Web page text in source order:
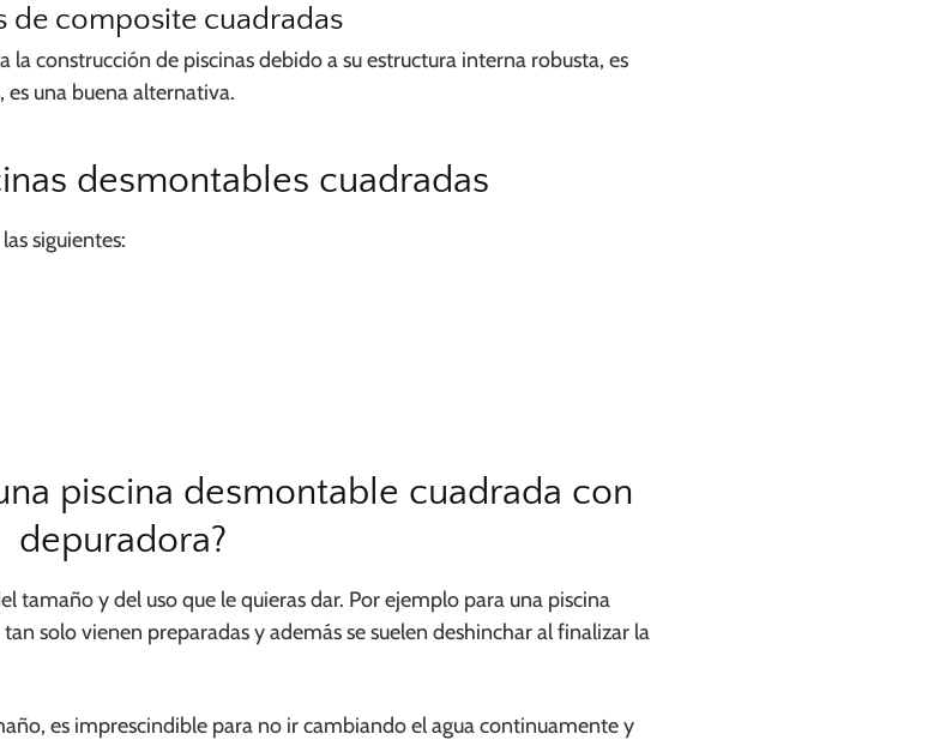
de composite cuadradas
construcción de piscinas debido a su estructura interna robusta, es
es una buena alternativa.
desmontables cuadradas
siguientes:
piscina desmontable cuadrada con
depuradora?
tamaño y del uso que le quieras dar. Por ejemplo para una piscina
solo vienen preparadas y además se suelen deshinchar al finalizar la
es imprescindible para no ir cambiando el agua continuamente y